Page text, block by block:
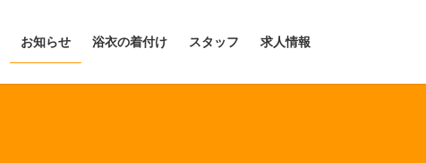
お知らせ 浴衣の着付け スタッフ 求人情報